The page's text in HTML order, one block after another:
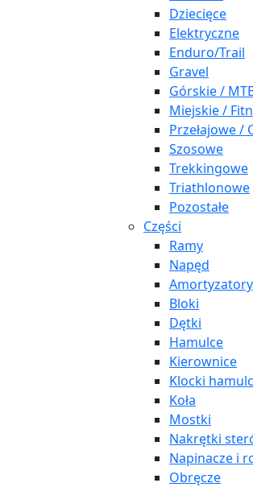
Dziecięce
Elektryczne
Enduro/Trail
Gravel
Górskie /
Miejskie /
Przełajowe /
Szosowe
Trekkingowe
Triathlonowe
Pozostałe
Części
Ramy
Napęd
Bloki
Dętki
Hamulce
Kierownice
Klocki
Koła
Mostki
Nakrętki
Napinacze i
Obręcze